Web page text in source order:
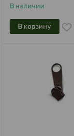
В наличии
В корзину